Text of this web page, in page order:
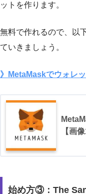
ットを作ります。
無料で作れるので、以
ていきましょう。
》MetaMaskでウォレ
【画
始め方③：The